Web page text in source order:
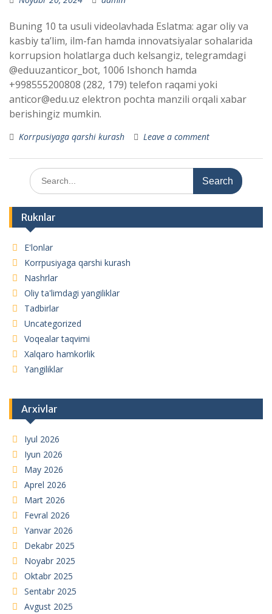
Buning 10 ta usuli videolavhada Eslatma: agar oliy va
kasbiy taʼlim, ilm-fan hamda innovatsiyalar sohalarida
korrupsion holatlarga duch kelsangiz, telegramdagi
@eduuzanticor_bot, 1006 Ishonch hamda
+998555200808 (282, 179) telefon raqami yoki
anticor@edu.uz elektron pochta manzili orqali xabar
berishingiz mumkin.
Korrpusiyaga qarshi kurash Leave a comment
Search
for:
Ruknlar
E'lonlar
Korrpusiyaga qarshi kurash
Nashrlar
Oliy ta'limdagi yangiliklar
Tadbirlar
Uncategorized
Voqealar taqvimi
Xalqaro hamkorlik
Yangiliklar
Arxivlar
Iyul 2026
Iyun 2026
May 2026
Aprel 2026
Mart 2026
Fevral 2026
Yanvar 2026
Dekabr 2025
Noyabr 2025
Oktabr 2025
Sentabr 2025
Avgust 2025